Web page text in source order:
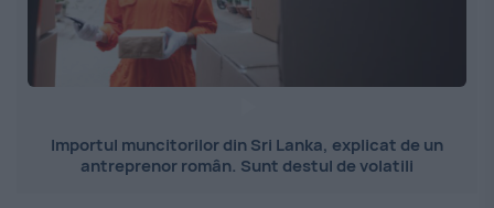
Importul muncitorilor din Sri Lanka, explicat de un
antreprenor român. Sunt destul de volatili